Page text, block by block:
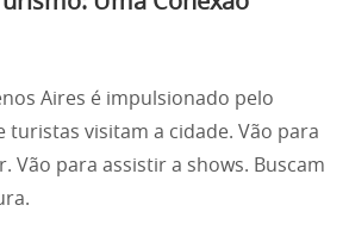
Aires é impulsionado pelo
turistas visitam a cidade. Vão para
Vão para assistir a shows. Buscam